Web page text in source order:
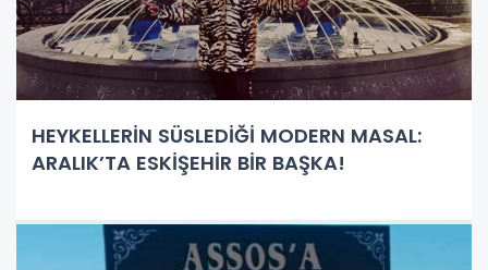
HEYKELLERİN SÜSLEDİĞİ MODERN MASAL:
ARALIK’TA ESKİŞEHİR BİR BAŞKA!